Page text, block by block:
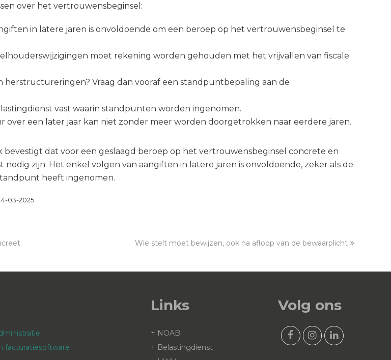
over het vertrouwensbeginsel:
in latere jaren is onvoldoende om een beroep op het vertrouwensbeginsel te
moet rekening worden gehouden met het vrijvallen van fiscale
Vraag dan vooraf een standpuntbepaling aan de
vast waarin standpunten worden ingenomen.
over een later jaar kan niet zonder meer worden doorgetrokken naar eerdere jaren.
dat voor een geslaagd beroep op het vertrouwensbeginsel concrete en
zijn. Het enkel volgen van aangiften in latere jaren is onvoldoende, zeker als de
heeft ingenomen.
03-2025
next
Wie stelt moet bewijzen, ook na afloop van de bewaarplicht
facturatiesoftware
Links
+ NOAB
+ Belastingdienst
Volg ons
F
L